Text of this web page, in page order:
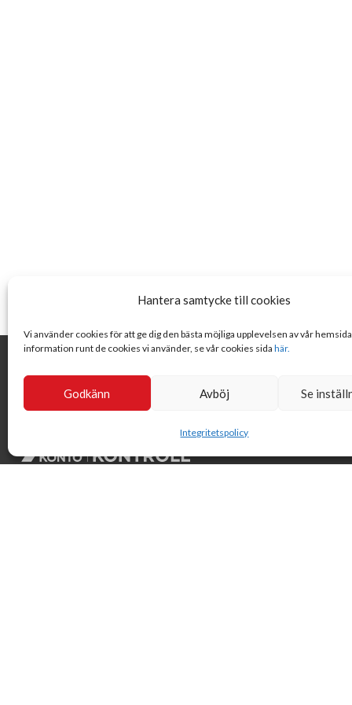
Hantera samtycke till cookies
Vi använder cookies för att ge dig den bästa möjliga upplevelsen av vår
information runt de cookies vi använder, se vår cookies sida här.
Godkänn Avböj Se
Integritetspolicy